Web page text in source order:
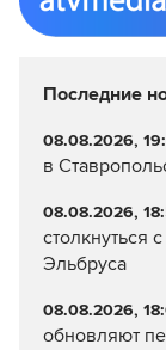
Последние
08.08.2026,
в
08.08.2026,
столкнуться
Эльбруса
08.08.2026,
обновляют